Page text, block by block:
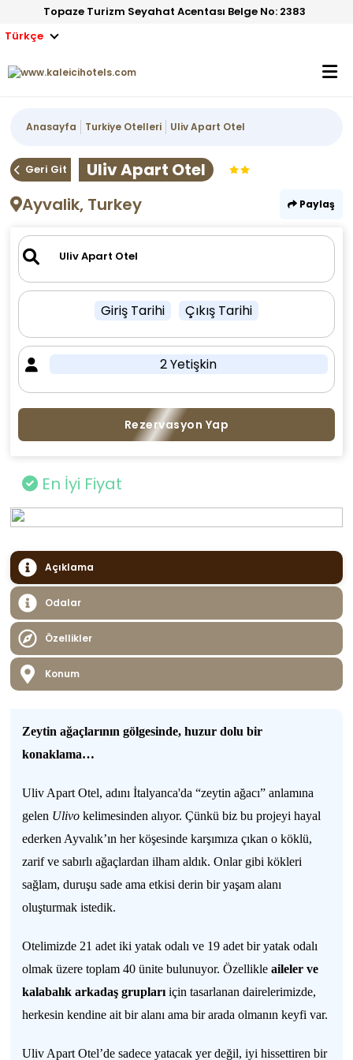
Topaze Turizm Seyahat Acentası Belge No: 2383
Türkçe
Anasayfa Turkiye Otelleri Uliv Apart Otel
Geri Git
Uliv Apart Otel
Ayvalik, Turkey
Paylaş
Giriş Tarihi Çıkış Tarihi
2 Yetişkin
Rezervasyon Yap
En İyi Fiyat
Açıklama
Odalar
Özellikler
Konum
Zeytin ağaçlarının gölgesinde, huzur dolu bir
konaklama…
Uliv Apart Otel, adını İtalyanca'da “zeytin ağacı” anlamına
gelen Ulivo kelimesinden alıyor. Çünkü biz bu projeyi hayal
ederken Ayvalık’ın her köşesinde karşımıza çıkan o köklü,
zarif ve sabırlı ağaçlardan ilham aldık. Onlar gibi kökleri
sağlam, duruşu sade ama etkisi derin bir yaşam alanı
oluşturmak istedik.
Otelimizde 21 adet iki yatak odalı ve 19 adet bir yatak odalı
olmak üzere toplam 40 ünite bulunuyor. Özellikleaileler ve
kalabalık arkadaş grupları için tasarlanan dairelerimizde,
herkesin kendine ait bir alanı ama bir arada olmanın keyfi var.
Uliv Apart Otel’de sadece yatacak yer değil, iyi hissettiren bir